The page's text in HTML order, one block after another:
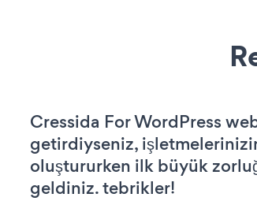
Cressida For WordPress
getirdiyseniz,
oluştururken ilk büyük
geldiniz. tebrikler!